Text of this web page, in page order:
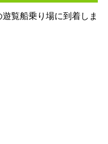
覧船乗り場に到着しま